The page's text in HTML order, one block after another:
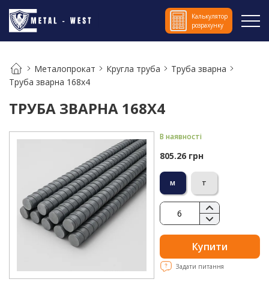
Калькулятор
розрахунку
Металопрокат Кругла труба
Труба зварна
Труба зварна 168х4
ТРУБА ЗВАРНА 168Х4
В наявності
805.26 грн
м т
Купити
Задати питання